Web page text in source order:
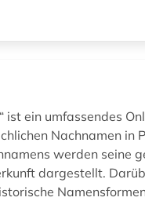
ist ein umfassendes
Nachnamen in
werden seine
dargestellt.